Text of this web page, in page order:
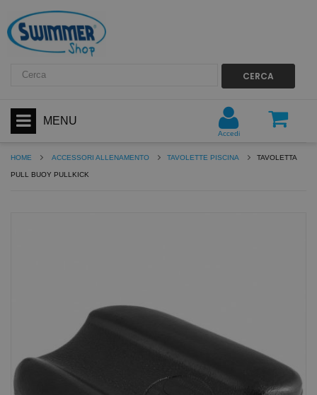
CERCA
MENU
Accedi
HOME ACCESSORI ALLENAMENTO TAVOLETTE PISCINA TAVOLETTA
PULL BUOY PULLKICK